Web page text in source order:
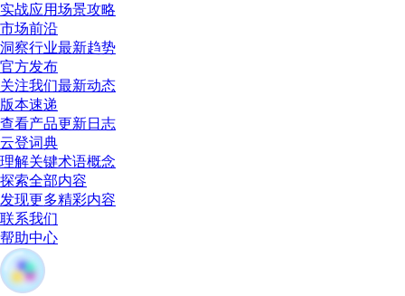
实战应用场景攻略
市场前沿
洞察行业最新趋势
官方发布
关注我们最新动态
版本速递
查看产品更新日志
云登词典
理解关键术语概念
探索全部内容
发现更多精彩内容
联系我们
帮助中心